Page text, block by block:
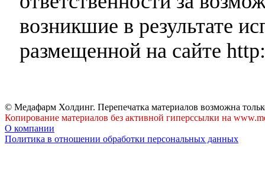
возникшие в результате
размещенной на сайте
© Медафарм Холдинг. Перепечатка материалов возможна
Копирование материалов без активной гиперссылки на
О компании
Политика в отношении обработки персональных данных